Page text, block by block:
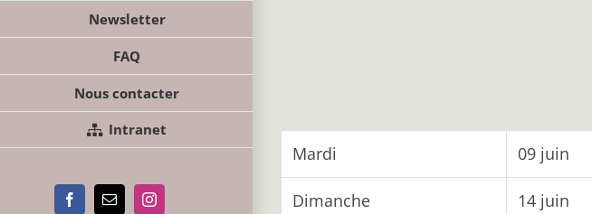
Newsletter
FAQ
Nous contacter
Intranet
FacebookEmail Instagram
Mardi 09 juin
Dimanche 14 juin